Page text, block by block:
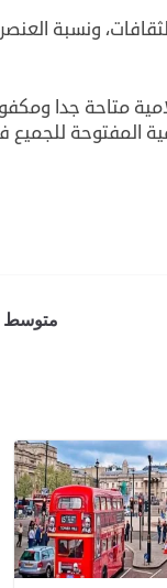
ونسبة
متاحة جدا
متوسط